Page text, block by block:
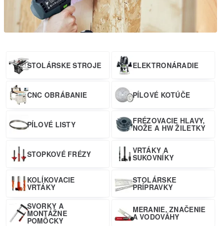
STOLÁRSKE STROJE ELEKTRONÁRADIE
CNC OBRÁBANIE PÍLOVÉ KOTÚČE
PÍLOVÉ LISTY FRÉZOVACIE HLAVY,
NOŽE A HW ŽILETKY
STOPKOVÉ FRÉZY VRTÁKY A
SUKOVNÍKY
KOLÍKOVACIE
VRTÁKY
STOLÁRSKE
PRÍPRAVKY
SVORKY A
MONTÁŽNE
POMÔCKY
MERANIE, ZNAČENIE
A VODOVÁHY